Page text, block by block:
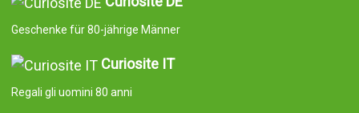
Geschenke für 80-jährige Männer
Curiosite IT
Regali gli uomini 80 anni